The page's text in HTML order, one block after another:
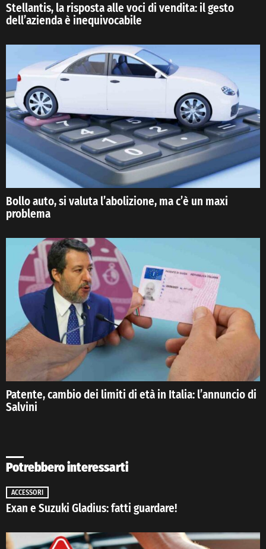
Stellantis, la risposta alle voci di vendita: il gesto
dell’azienda è inequivocabile
Bollo auto, si valuta l’abolizione, ma c’è un maxi
problema
Patente, cambio dei limiti di età in Italia: l’annuncio di
Salvini
Potrebbero interessarti
ACCESSORI
Exan e Suzuki Gladius: fatti guardare!